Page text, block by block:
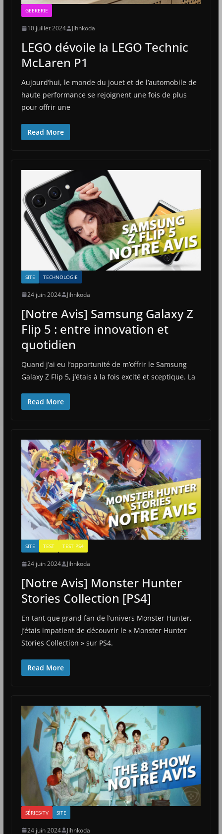
GEEKERIE
10 juillet 2024 Jihnkoda
LEGO dévoile la LEGO Technic
McLaren P1
Aujourd’hui, le monde du jouet et de l’automobile de
haute performance se rejoignent une fois de plus
pour offrir une
Read More
SITE TECHNOLOGIE
24 juin 2024 Jihnkoda
[Notre Avis] Samsung Galaxy Z
Flip 5 : entre innovation et
quotidien
Quand j’ai eu l’opportunité de m’offrir le Samsung
Galaxy Z Flip 5, j’étais à la fois excité et sceptique. La
Read More
SITE TEST TEST PS4
24 juin 2024 Jihnkoda
[Notre Avis] Monster Hunter
Stories Collection [PS4]
En tant que grand fan de l’univers Monster Hunter,
j’étais impatient de découvrir le « Monster Hunter
Stories Collection » sur PS4.
Read More
SÉRIES/TV SITE
24 juin 2024 Jihnkoda